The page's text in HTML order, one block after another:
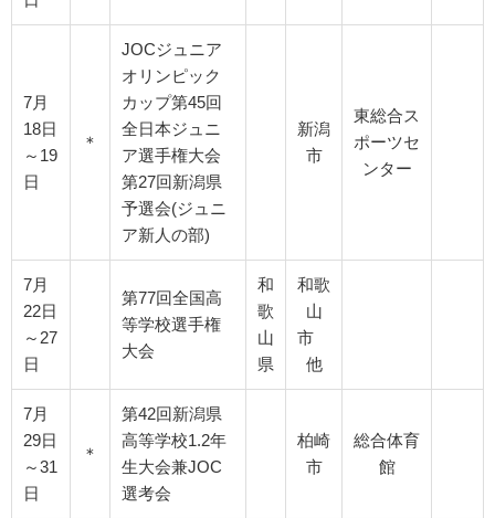
7月
18日
～19
日
＊
JOCジュニア
オリンピック
カップ第45回
全日本ジュニ
ア選手権大会
第27回新潟県
予選会(ジュニ
ア新人の部)
新潟
市
東総合ス
ポーツセ
ンター
7月
22日
～27
日
第77回全国高
等学校選手権
大会
和
歌
山
県
和歌
山
市
他
7月
29日
～31
日
＊
第42回新潟県
高等学校1.2年
生大会兼JOC
選考会
柏崎
市
総合体育
館